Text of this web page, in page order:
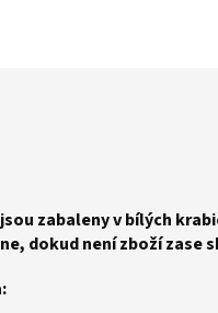
zabaleny v bílých
dokud není zboží zase